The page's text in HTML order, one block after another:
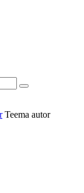
Teema autor